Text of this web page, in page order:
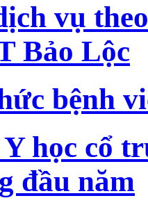
vụ
Bảo Lộc
bệnh
học cổ
đầu năm